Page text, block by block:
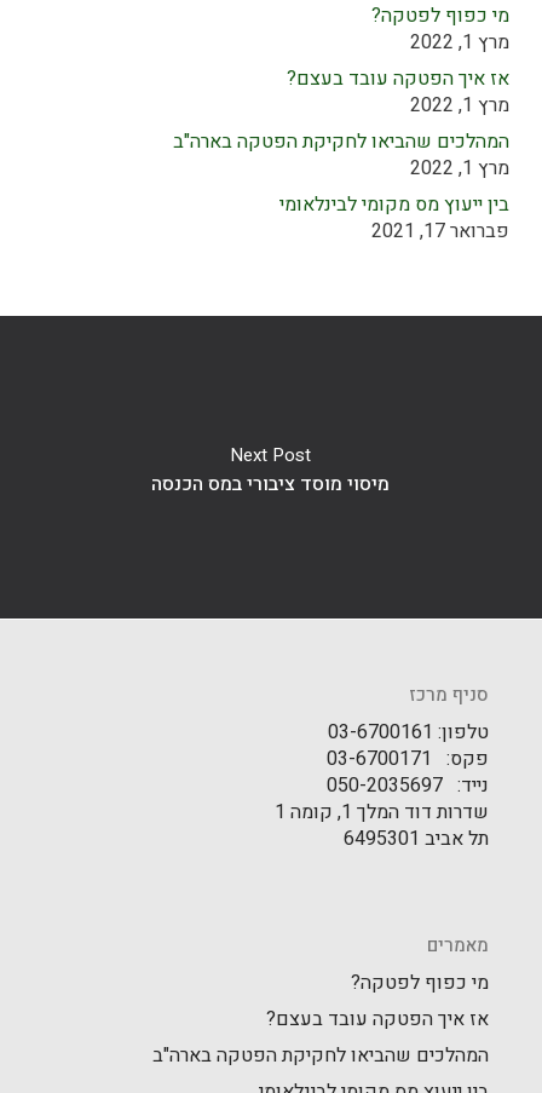
מי כפוף לפטקה?
מרץ 1, 2022
אז איך הפטקה עובד בעצם?
מרץ 1, 2022
המהלכים שהביאו לחקיקת הפטקה בארה"ב
מרץ 1, 2022
בין ייעוץ מס מקומי לבינלאומי
פברואר 17, 2021
Next Post
מיסוי מוסד ציבורי במס הכנסה
סניף מרכז
טלפון: 03-6700161
פקס: 03-6700171
נייד: 050-2035697
שדרות דוד המלך 1, קומה 1
תל אביב 6495301
מאמרים
מי כפוף לפטקה?
אז איך הפטקה עובד בעצם?
המהלכים שהביאו לחקיקת הפטקה בארה"ב